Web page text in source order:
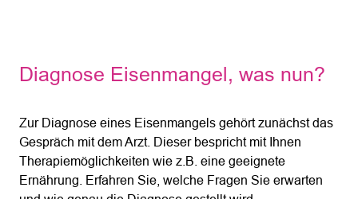
Diagnose Eisenmangel, was nun?
Zur Diagnose eines Eisenmangels gehört zunächst das
Gespräch mit dem Arzt. Dieser bespricht mit Ihnen
Therapiemöglichkeiten wie z.B. eine geeignete
Ernährung. Erfahren Sie, welche Fragen Sie erwarten